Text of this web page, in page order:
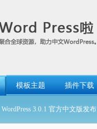
模板主题 插件下载
3.0.1 官方中文版发布